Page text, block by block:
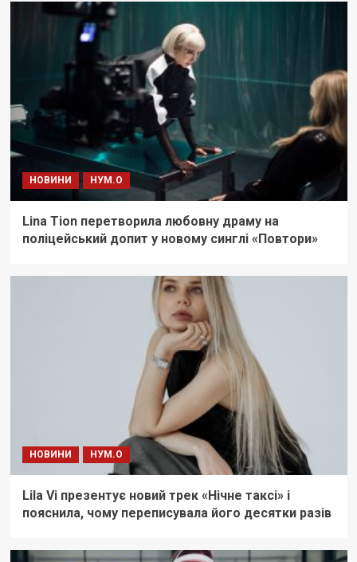
НОВИНИ НУМ.О
Lina Tion перетворила любовну драму на
поліцейський допит у новому синглі «Повтори»
НОВИНИ НУМ.О
Lila Vi презентує новий трек «Нічне таксі» і
пояснила, чому переписувала його десятки разів